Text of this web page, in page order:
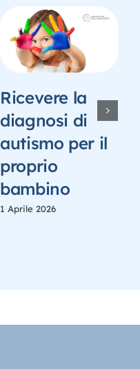
Ricevere la
diagnosi di
autismo per il
proprio
bambino
1 Aprile 2026